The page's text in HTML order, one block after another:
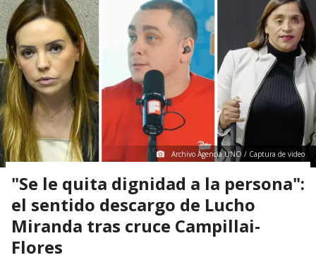
Archivo Agencia UNO / Captura de video
"Se le quita dignidad a la persona":
el sentido descargo de Lucho
Miranda tras cruce Campillai-
Flores